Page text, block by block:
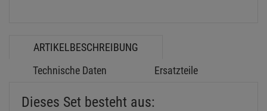
ARTIKELBESCHREIBUNG
Technische Daten
Ersatzteile
Dieses Set besteht aus: